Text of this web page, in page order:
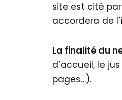
site est cité
accordera de
La finalité du
d’accueil, le
pages…).